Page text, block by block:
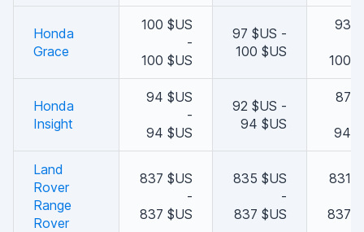
Honda
Grace
100 $US
-
100 $US
97 $US -
100 $US
93
100
Honda
Insight
94 $US
-
94 $US
92 $US -
94 $US
87
94
Land
Rover
Range
Rover
837 $US
-
837 $US
835 $US
-
837 $US
831
837